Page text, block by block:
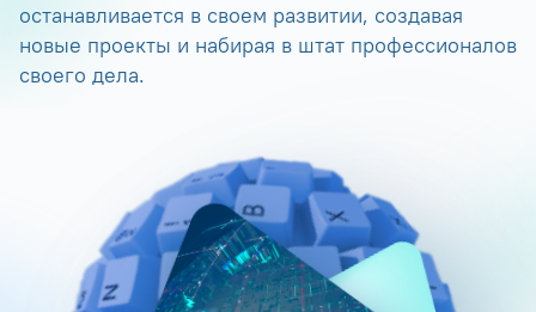
останавливается в своем развитии, создавая
новые проекты и набирая в штат профессионалов
своего дела.